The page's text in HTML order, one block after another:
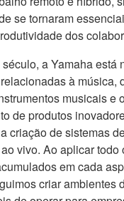
se tornaram
dos
a Yamaha está
à música,
musicais e
de produtos
criação de sistemas
vivo. Ao aplicar todo
em cada
criar ambientes